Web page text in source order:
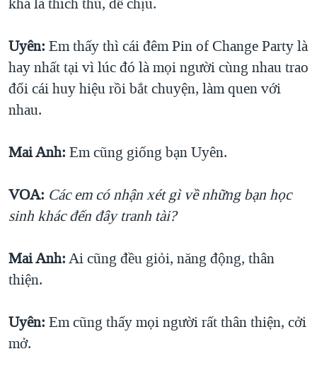
Uyên: Em thấy thì cái đêm Pin of Change Party là
hay nhất tại vì lúc đó là mọi người cùng nhau trao
đổi cái huy hiệu rồi bắt chuyện, làm quen với
nhau.
Mai Anh: Em cũng giống bạn Uyên.
VOA: Các em có nhận xét gì về những bạn học
sinh khác đến đây tranh tài?
Mai Anh:Ai cũng đều giỏi, năng động, thân
thiện.
Uyên: Em cũng thấy mọi người rất thân thiện, cởi
mở.